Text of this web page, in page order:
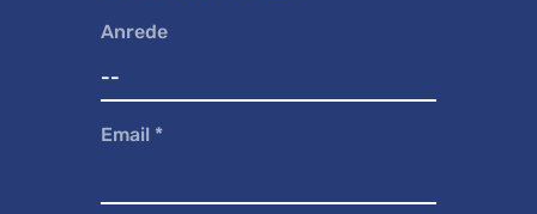
Anrede
Email *